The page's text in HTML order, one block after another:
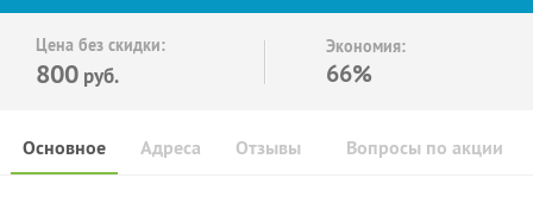
Цена без скидки:
800 руб.
Экономия:
66%
Основное Отзывы Вопросы по акции
Адреса